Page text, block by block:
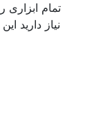
تمام
نیاز دارید